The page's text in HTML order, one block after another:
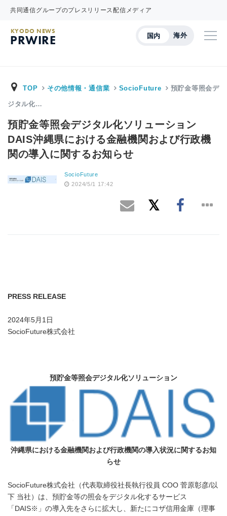
共同通信グループのプレスリリース配信メディア
国内 海外
KYODO NEWS
PRWIRE
TOP その他情報・通信業 SocioFuture 預貯金等照会デ
ジタル化…
預貯金等照会デジタル化ソリューション
DAIS沖縄県における金融機関および行政機
関の導入に関するお知らせ
SocioFuture
2024/5/1 17:42
PRESS RELEASE
2024年5月1日
SocioFuture株式会社
預貯金等照会デジタル化ソリューション
沖縄県における金融機関および行政機関の導入状況に関するお知
らせ
SocioFuture株式会社（代表取締役社長執行役員 COO 菅原彰彦/以
下 当社）は、預貯金等の照会をデジタル化するサービス
「DAIS※」の導入先をさらに拡大し、新たにコザ信用金庫（理事